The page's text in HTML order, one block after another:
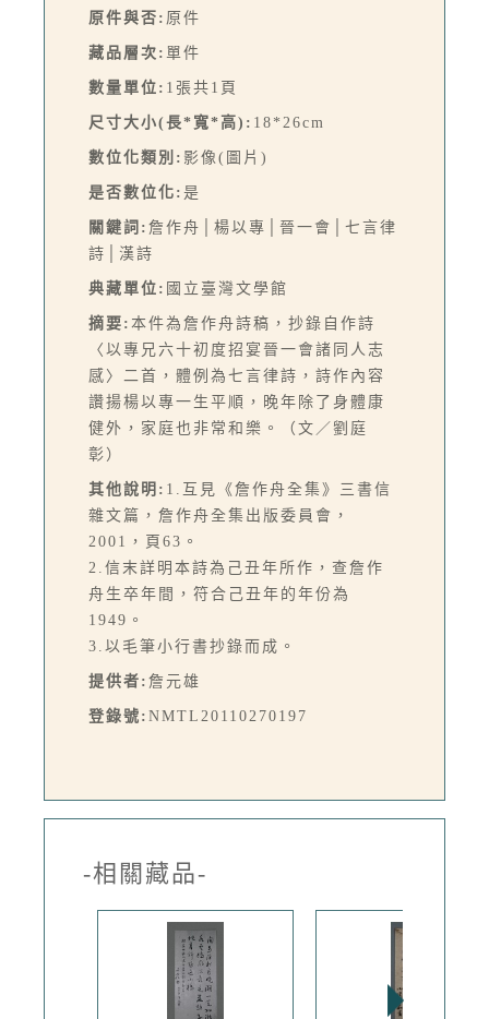
原件與否: 原件
藏品層次: 單件
數量單位: 1張共1頁
尺寸大小(長*寬*高): 18*26cm
數位化類別: 影像(圖片)
是否數位化: 是
關鍵詞: 詹作舟│楊以專│晉一會│七言律
詩│漢詩
典藏單位: 國立臺灣文學館
摘要: 本件為詹作舟詩稿，抄錄自作詩
〈以專兄六十初度招宴晉一會諸同人志
感〉二首，體例為七言律詩，詩作內容
讚揚楊以專一生平順，晚年除了身體康
健外，家庭也非常和樂。（文／劉庭
彰）
其他說明: 1.互見《詹作舟全集》三書信
雜文篇，詹作舟全集出版委員會，
2001，頁63。
2.信末詳明本詩為己丑年所作，查詹作
舟生卒年間，符合己丑年的年份為
1949。
3.以毛筆小行書抄錄而成。
提供者: 詹元雄
登錄號: NMTL20110270197
-相關藏品-